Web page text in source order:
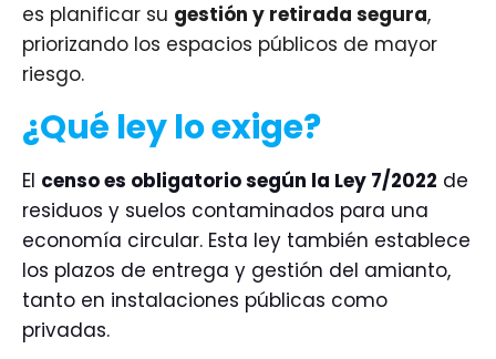
es planificar su gestión y retirada segura,
priorizando los espacios públicos de mayor
riesgo.
¿Qué ley lo exige?
El censo es obligatorio según la Ley 7/2022 de
residuos y suelos contaminados para una
economía circular. Esta ley también establece
los plazos de entrega y gestión del amianto,
tanto en instalaciones públicas como
privadas.